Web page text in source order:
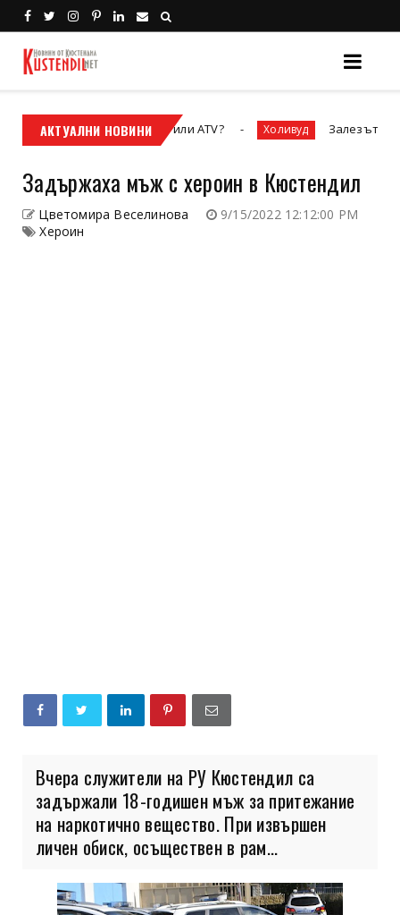
АКТУАЛНИ НОВИНИ
кросовият мотор или ATV? Холивуд Залезът на
Задържаха мъж с хероин в Кюстендил
Цветомира Веселинова
9/15/2022 12:12:00 PM
Хероин
Вчера служители на РУ Кюстендил са
задържали 18-годишен мъж за притежание
на наркотично вещество. При извършен
личен обиск, осъществен в рам...